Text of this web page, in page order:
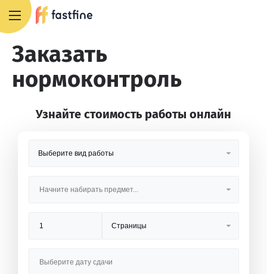
Заказать
нормоконтроль
Узнайте стоимость работы онлайн